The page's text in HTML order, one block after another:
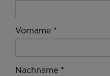
Vorname
Nachname